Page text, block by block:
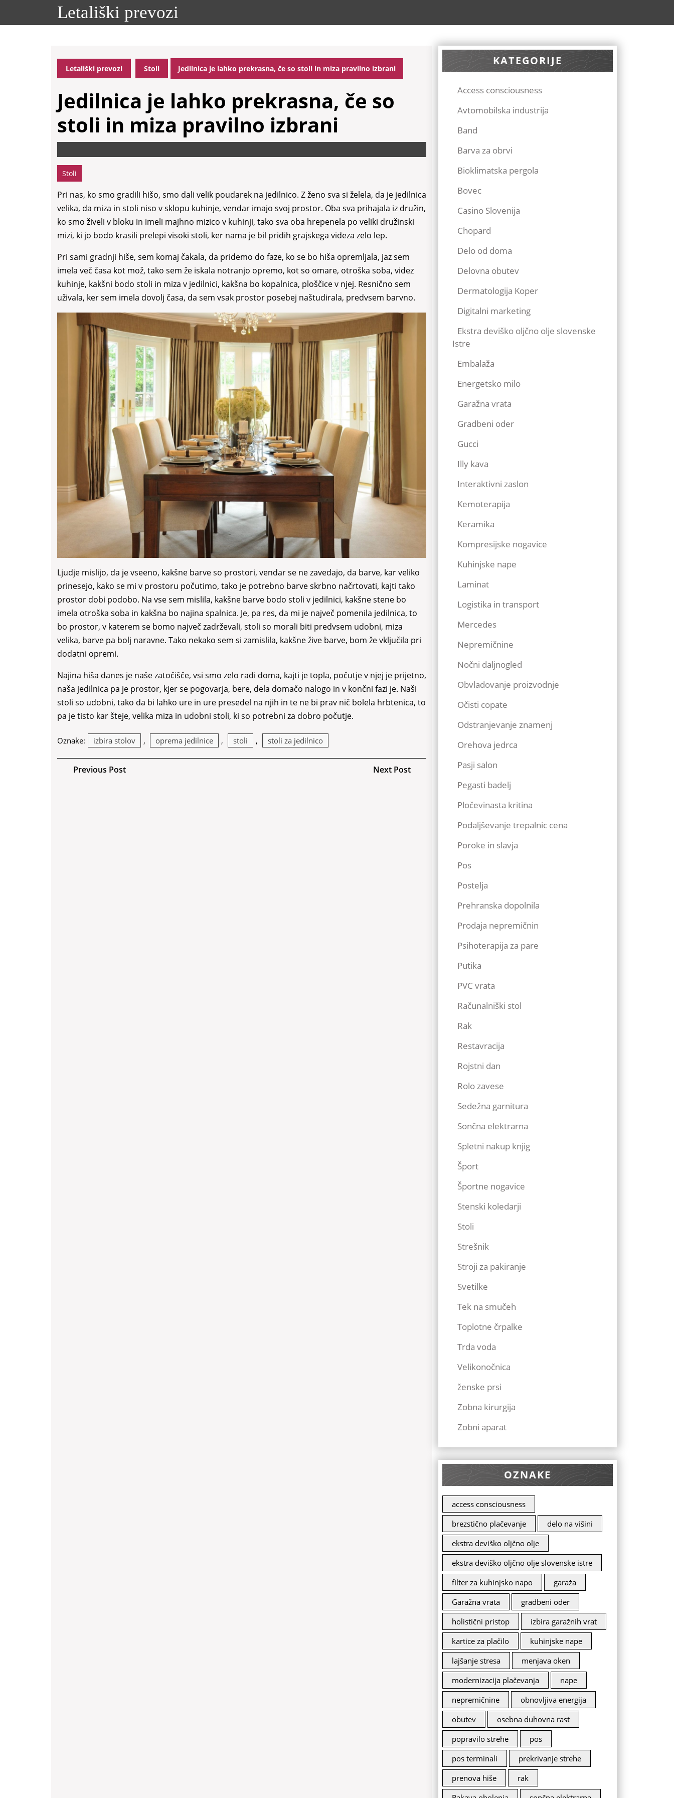
content
Letališki prevozi
Letališki prevozi Stoli Jedilnica je lahko prekrasna, če so stoli in miza pravilno izbrani
Jedilnica je lahko prekrasna, če so
stoli in miza pravilno izbrani
Stoli
Pri nas, ko smo gradili hišo, smo dali velik poudarek na jedilnico. Z ženo sva si želela, da je jedilnica
velika, da miza in stoli niso v sklopu kuhinje, vendar imajo svoj prostor. Oba sva prihajala iz družin,
ko smo živeli v bloku in imeli majhno mizico v kuhinji, tako sva oba hrepenela po veliki družinski
mizi, ki jo bodo krasili prelepi visoki stoli, ker nama je bil pridih grajskega videza zelo lep.
Pri sami gradnji hiše, sem komaj čakala, da pridemo do faze, ko se bo hiša opremljala, jaz sem
imela več časa kot mož, tako sem že iskala notranjo opremo, kot so omare, otroška soba, videz
kuhinje, kakšni bodo stoli in miza v jedilnici, kakšna bo kopalnica, ploščice v njej. Resnično sem
uživala, ker sem imela dovolj časa, da sem vsak prostor posebej naštudirala, predvsem barvno.
Ljudje mislijo, da je vseeno, kakšne barve so prostori, vendar se ne zavedajo, da barve, kar veliko
prinesejo, kako se mi v prostoru počutimo, tako je potrebno barve skrbno načrtovati, kajti tako
prostor dobi podobo. Na vse sem mislila, kakšne barve bodo stoli v jedilnici, kakšne stene bo
imela otroška soba in kakšna bo najina spalnica. Je, pa res, da mi je največ pomenila jedilnica, to
bo prostor, v katerem se bomo največ zadrževali, stoli so morali biti predvsem udobni, miza
velika, barve pa bolj naravne. Tako nekako sem si zamislila, kakšne žive barve, bom že vključila pri
dodatni opremi.
Najina hiša danes je naše zatočišče, vsi smo zelo radi doma, kajti je topla, počutje v njej je prijetno,
naša jedilnica pa je prostor, kjer se pogovarja, bere, dela domačo nalogo in v končni fazi je. Naši
stoli so udobni, tako da bi lahko ure in ure presedel na njih in te ne bi prav nič bolela hrbtenica, to
pa je tisto kar šteje, velika miza in udobni stoli, ki so potrebni za dobro počutje.
Oznake: izbira stolov , oprema jedilnice , stoli , stoli za jedilnico
Navigacija
Previous PostPrevious
Next Post
KATEGORIJE
Access consciousness
Avtomobilska industrija
Band
Barva za obrvi
Bioklimatska pergola
Bovec
Casino Slovenija
Chopard
Delo od doma
Delovna obutev
Dermatologija Koper
Digitalni marketing
Ekstra deviško oljčno olje slovenske
Istre
Embalaža
Energetsko milo
Garažna vrata
Gradbeni oder
Gucci
Illy kava
Interaktivni zaslon
Kemoterapija
Keramika
Kompresijske nogavice
Kuhinjske nape
Laminat
Logistika in transport
Mercedes
Nepremičnine
Nočni daljnogled
Obvladovanje proizvodnje
Očisti copate
Odstranjevanje znamenj
Orehova jedrca
Pasji salon
Pegasti badelj
Pločevinasta kritina
Podaljševanje trepalnic cena
Poroke in slavja
Pos
Postelja
Prehranska dopolnila
Prodaja nepremičnin
Psihoterapija za pare
Putika
PVC vrata
Računalniški stol
Rak
Restavracija
Rojstni dan
Rolo zavese
Sedežna garnitura
Sončna elektrarna
Spletni nakup knjig
Šport
Športne nogavice
Stenski koledarji
Stoli
Strešnik
Stroji za pakiranje
Svetilke
Tek na smučeh
Toplotne črpalke
Trda voda
Velikonočnica
ženske prsi
Zobna kirurgija
Zobni aparat
OZNAKE
access consciousness
brezstično plačevanje
delo na višini
ekstra deviško oljčno olje
ekstra deviško oljčno olje slovenske istre
filter za kuhinjsko napo
garaža
Garažna vrata
gradbeni oder
holistični pristop
izbira garažnih vrat
kartice za plačilo
kuhinjske nape
lajšanje stresa
menjava oken
modernizacija plačevanja
nape
nepremičnine
obnovljiva energija
obutev
osebna duhovna rast
popravilo strehe
pos
pos terminali
prekrivanje strehe
prenova hiše
rak